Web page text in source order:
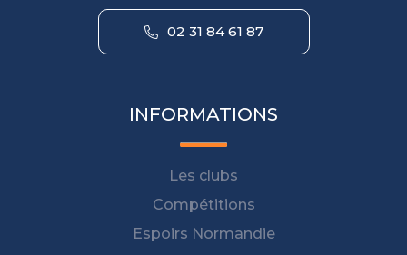
02 31 84 61 87
INFORMATIONS
Les clubs
Compétitions
Espoirs Normandie